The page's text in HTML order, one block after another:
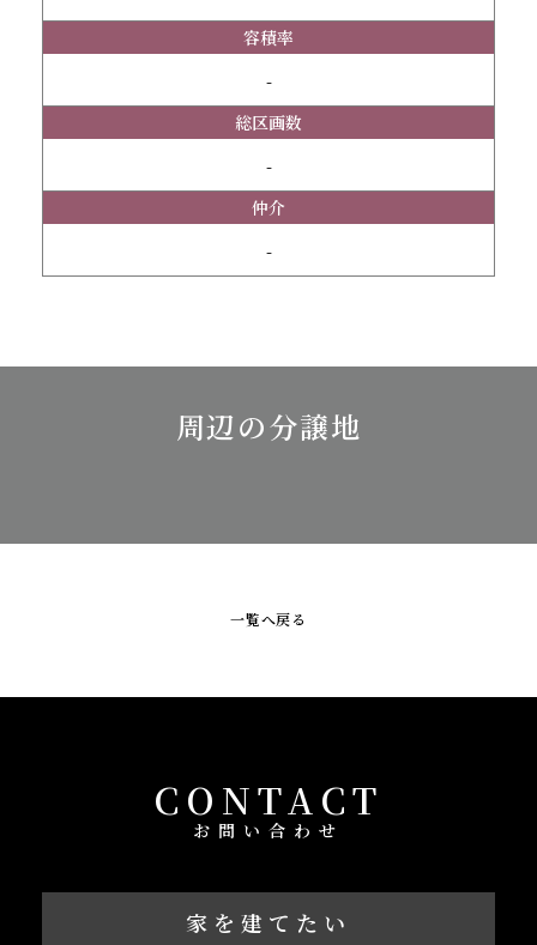
容積率
-
総区画数
-
仲介
-
周辺の分譲地
一覧へ戻る
CONTACT
お問い合わせ
家を建てたい